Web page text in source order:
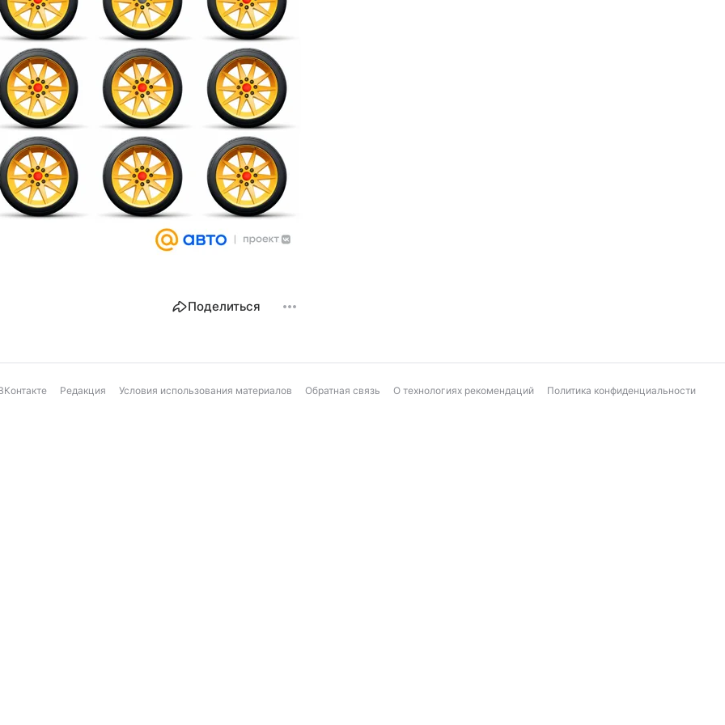
Поделиться
Редакция Условия использования материалов Обратная связь О технологиях рекомендаций Политика конфиденциальности